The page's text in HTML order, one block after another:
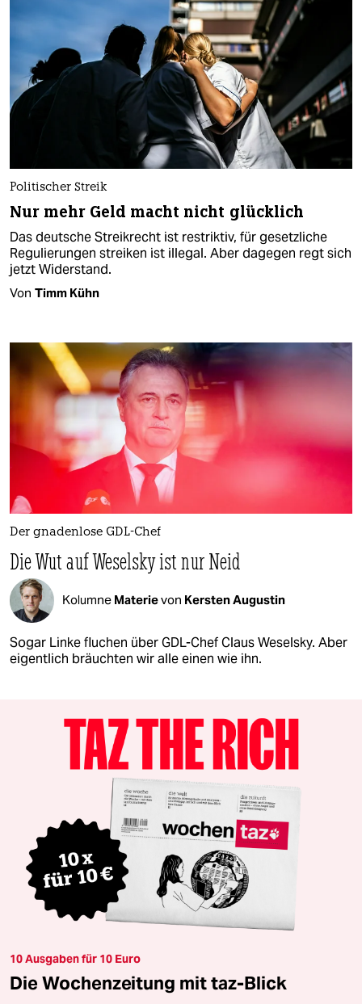
Politischer Streik
Nur mehr Geld macht nicht glücklich
Das deutsche Streikrecht ist restriktiv, für gesetzliche
Regulierungen streiken ist illegal. Aber dagegen regt sich
jetzt Widerstand.
Von Timm Kühn
Der gnadenlose GDL-Chef
Die Wut auf Weselsky ist nur Neid
Kolumne Materievon Kersten Augustin
Sogar Linke fluchen über GDL-Chef Claus Weselsky. Aber
eigentlich bräuchten wir alle einen wie ihn.
10 Ausgaben für 10 Euro
Die Wochenzeitung mit taz-Blick